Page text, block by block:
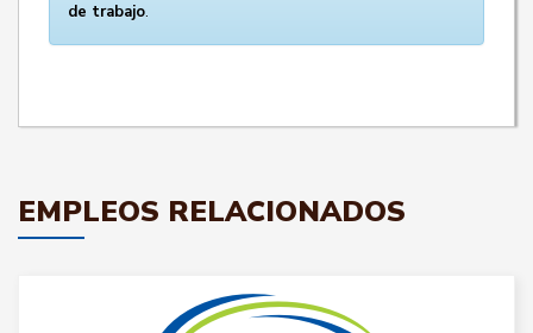
de trabajo.
EMPLEOS RELACIONADOS